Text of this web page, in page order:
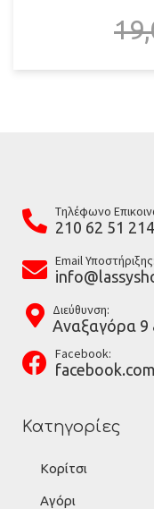
Tηλέφωνο
210 62 51 214
Email Υποστήριξης:
Διεύθυνση:
Αναξαγόρα 9
Facebook:
Κατηγορίες
Κορίτσι
Αγόρι